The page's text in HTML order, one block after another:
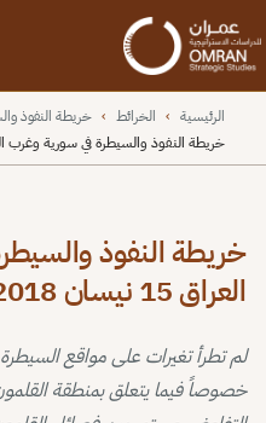
الرئيسية › الخرائط › خريطة النفوذ
خريطة النفوذ والسيطرة في سورية وغرب
خريطة النفوذ
العراق 15 نيسان 2018
خصوصاً فيما يتعلق بمنطقة